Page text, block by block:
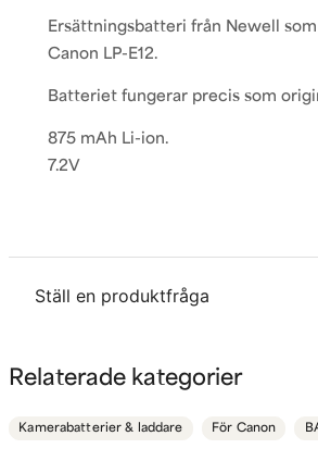
Ersättningsbatteri från Newell
Canon LP-E12.
Batteriet fungerar precis som
875 mAh Li-ion.
7.2V
Ställ en produktfråga
Fråga oss något om denna
Relaterade kategorier
Kamerabatterier & laddare För Canon